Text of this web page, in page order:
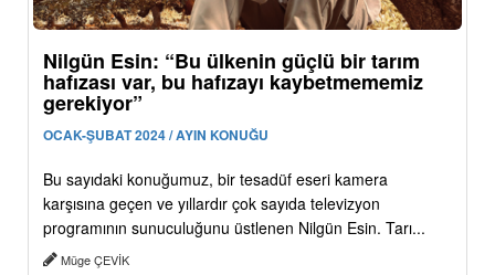
Nilgün Esin: “Bu ülkenin güçlü bir tarım
hafızası var, bu hafızayı kaybetmememiz
gerekiyor”
OCAK-ŞUBAT 2024 / AYIN KONUĞU
Bu sayıdaki konuğumuz, bir tesadüf eseri kamera
karşısına geçen ve yıllardır çok sayıda televizyon
programının sunuculuğunu üstlenen Nilgün Esin. Tarı...
Müge ÇEVİK